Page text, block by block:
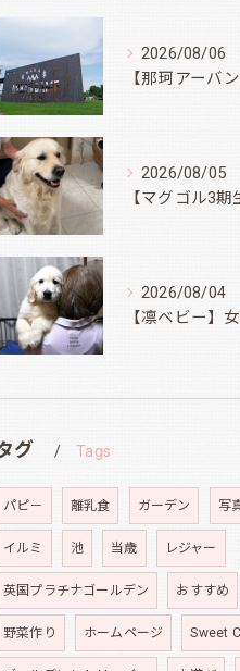
2026/08/06
2026/08/05
2026/08/04
【凛ベビー
グ Tags
パピ－ 離乳食 ガーデン 写
イルミ 池 当歳 レジャー
英国プラチナゴールデン おすすめ
野菜作り ホームページ Sweet